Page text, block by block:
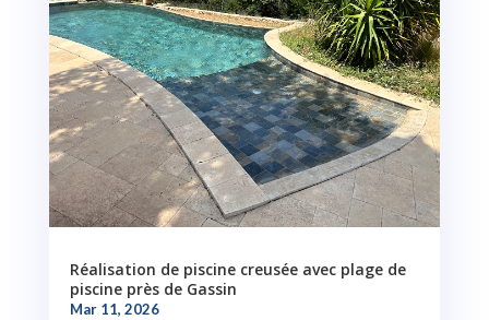
Réalisation de piscine creusée avec plage de
piscine près de Gassin
Mar 11, 2026